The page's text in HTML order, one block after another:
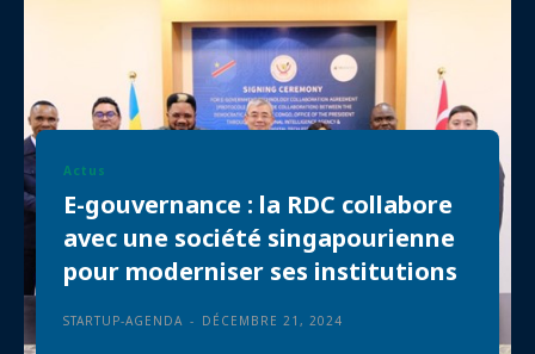
Actus
E-gouvernance : la RDC collabore
avec une société singapourienne
pour moderniser ses institutions
STARTUP-AGENDA - DÉCEMBRE 21, 2024